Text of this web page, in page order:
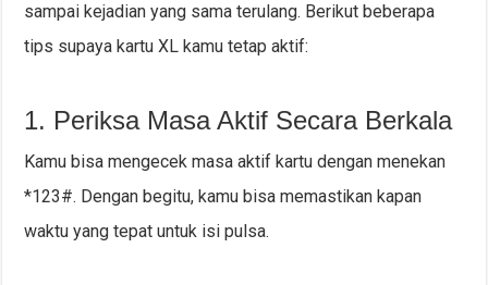
sampai kejadian yang sama terulang. Berikut beberapa
tips supaya kartu XL kamu tetap aktif:
1. Periksa Masa Aktif Secara Berkala
Kamu bisa mengecek masa aktif kartu dengan menekan
*123#. Dengan begitu, kamu bisa memastikan kapan
waktu yang tepat untuk isi pulsa.